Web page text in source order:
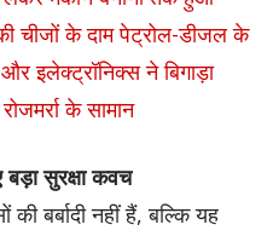
चीजों के दाम पेट्रोल-डीजल के
इलेक्ट्रॉनिक्स ने बिगाड़ा
के सामान
सुरक्षा कवच
बर्बादी नहीं हैं, बल्कि यह